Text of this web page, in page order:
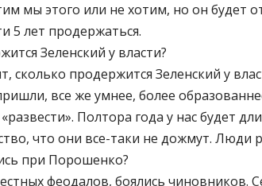
мы этого или не хотим, но он будет
5 лет продержаться.
Зеленский у власти?
сколько продержится Зеленский у
все же умнее, более
Полтора года у нас будет
что они все-таки не дожмут. Люди
при Порошенко?
феодалов, боялись чиновников.